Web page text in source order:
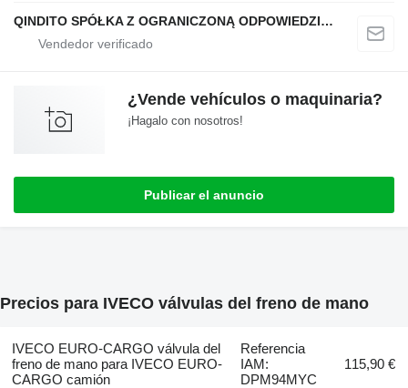
QINDITO SPÓŁKA Z OGRANICZONĄ ODPOWIEDZIALNOŚCIĄ
¿Vende vehículos o maquinaria?
¡Hagalo con nosotros!
Publicar el anuncio
Precios para IVECO válvulas del freno de mano
IVECO EURO-CARGO válvula del
freno de mano para IVECO EURO-
CARGO camión
Referencia
IAM:
DPM94MYC
115,90 €